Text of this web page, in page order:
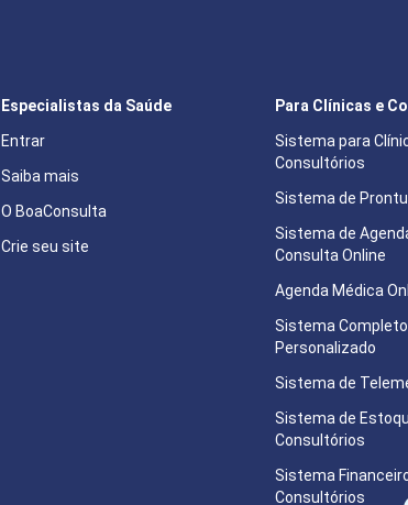
Especialistas da Saúde
Entrar
Saiba mais
O BoaConsulta
Crie seu site
Para Clínicas e
Sistema para
Consultórios
Sistema de
Sistema de
Consulta Online
Agenda Médica
Sistema
Personalizado
Sistema de
Sistema de
Consultórios
Sistema
Consultórios